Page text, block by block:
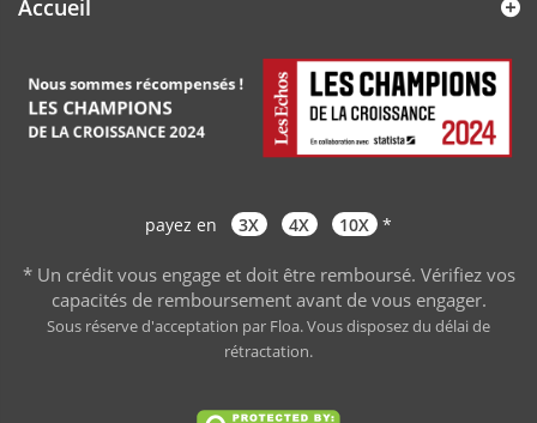
Accueil
payez en 3X 4X 10X *
* Un crédit vous engage et doit être remboursé. Vérifiez vos
capacités de remboursement avant de vous engager.
Sous réserve d'acceptation par Floa. Vous disposez du délai de
rétractation.